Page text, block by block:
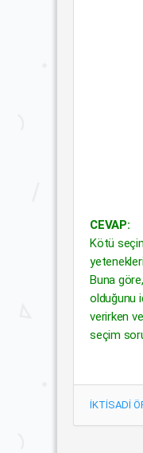
CEVAP:
Kötü
Buna
olduğunu
verirken
seçim
İKTİSADİ